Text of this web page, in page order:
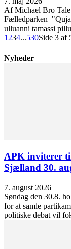
Af Michael Bro
Fælledparken
ulluanni tamassi
1 234...530Side 3 af
Nyheder
APK inviterer
Sjælland 30.
7. august 2026
Søndag den 30.8.
for at samle
politiske debat vil